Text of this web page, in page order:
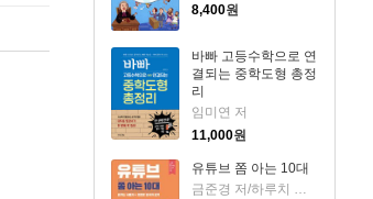
8,400원
바빠 고등수학으로 연
결되는 중학도형 총정
리
임미연 저
11,000원
유튜브 쫌 아는 10대
금준경 저/하루치 그림